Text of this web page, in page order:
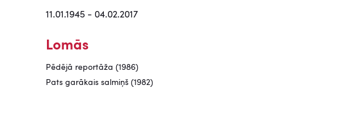
11.01.1945 - 04.02.2017
Lomās
Pēdējā reportāža (1986)
Pats garākais salmiņš (1982)